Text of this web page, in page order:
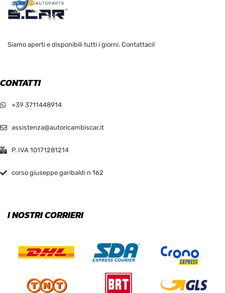
Siamo aperti e disponibili tutti i giorni. Contattaci!
CONTATTI
+39 3711448914
assistenza@autoricambiscar.it
P. IVA 10171281214
corso giuseppe garibaldi n 162
I NOSTRI CORRIERI